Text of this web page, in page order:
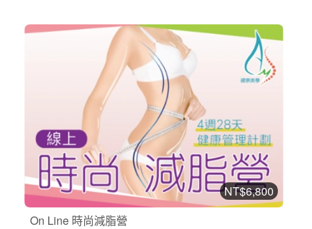
NT$6,800
On Line 時尚減脂營